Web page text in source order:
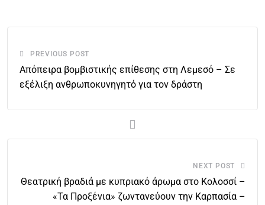
PREVIOUS POST
Απόπειρα βομβιστικής επίθεσης στη Λεμεσό – Σε
εξέλιξη ανθρωποκυνηγητό για τον δράστη
NEXT POST
Θεατρική βραδιά με κυπριακό άρωμα στο Κολοσσί –
«Τα Προξένια» ζωντανεύουν την Καρπασία –